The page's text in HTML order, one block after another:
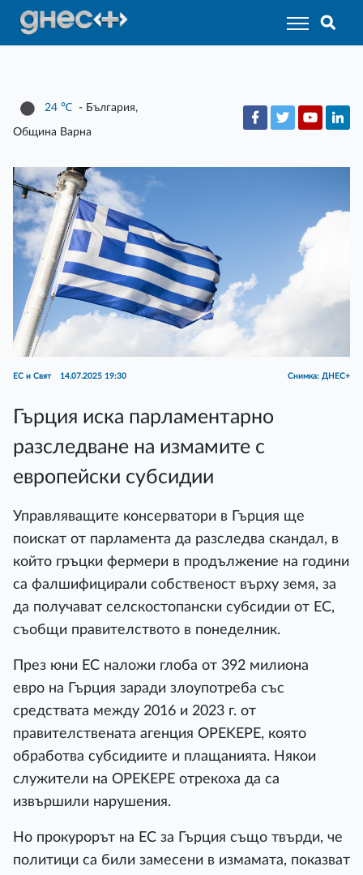
24 ℃ - България,
Община Варна
ЕС и Свят 14.07.2025 19:30 Снимка: ДНЕС+
Гърция иска парламентарно
разследване на измамите с
европейски субсидии
Управляващите консерватори в Гърция ще
поискат от парламента да разследва скандал, в
който гръцки фермери в продължение на години
са фалшифицирали собственост върху земя, за
да получават селскостопански субсидии от ЕС,
съобщи правителството в понеделник.
През юни ЕС наложи глоба от 392 милиона
евро на Гърция заради злоупотреба със
средствата между 2016 и 2023 г. от
правителствената агенция OPEKEPE, която
обработва субсидиите и плащанията. Някои
служители на OPEKEPE отрекоха да са
извършили нарушения.
Но прокурорът на ЕС за Гърция също твърди, че
политици са били замесени в измамата, показват